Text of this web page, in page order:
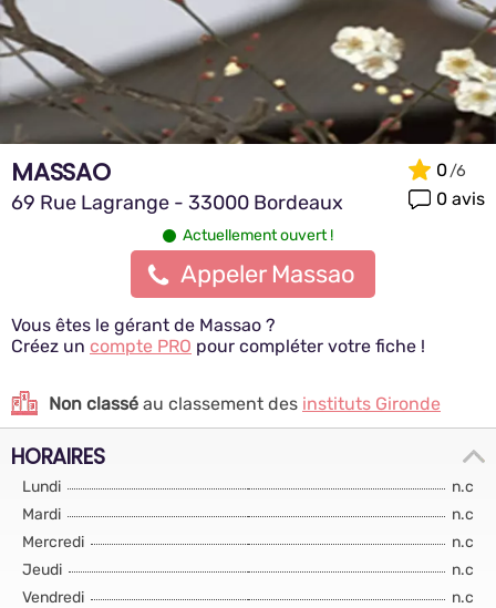
MASSAO
69 Rue Lagrange - 33000 Bordeaux
0
0 avis
Actuellement ouvert !
Appeler Massao
Vous êtes le gérant de Massao ?
Créez un compte PRO pour compléter votre fiche !
Non classé au classement des instituts Gironde
HORAIRES
Lundi
n.c
Mardi
n.c
Mercredi
n.c
Jeudi
n.c
Vendredi
n.c